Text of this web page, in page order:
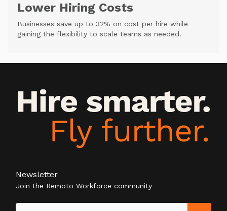
Lower Hiring Costs
Businesses save up to 32% on cost per hire while
gaining the flexibility to scale teams as needed.
Newsletter
Join the Remoto Workforce community